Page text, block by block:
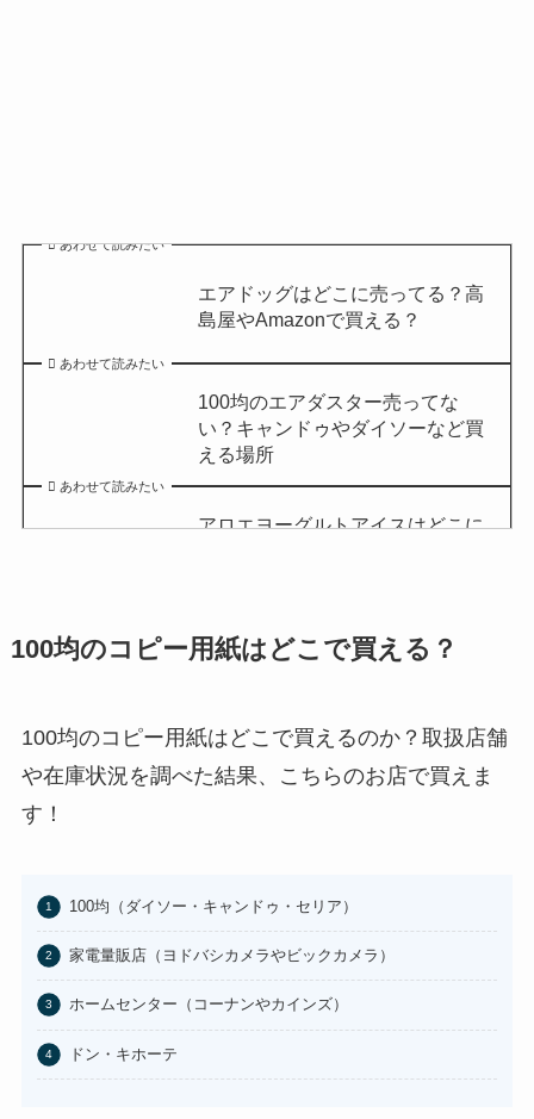
あわせて読みたい
エアドッグはどこに売ってる？高
島屋やAmazonで買える？
あわせて読みたい
100均のエアダスター売ってな
い？キャンドゥやダイソーなど買
える場所
あわせて読みたい
アロエヨーグルトアイスはどこに
チョコQ助どこに売ってる？ドン
あわせて読みたい
東京バナナはどこに売ってる？東
100均のお香立てどこで買える？
セリアなど取扱店まとめ
はたらくピクミンコレクションど
こに売ってる？任天堂ストアや
100均のコピー用紙はどこで買える？
100均のコピー用紙はどこで買えるのか？取扱店舗
や在庫状況を調べた結果、こちらのお店で買えま
す！
100均（ダイソー・キャンドゥ・セリア）
家電量販店（ヨドバシカメラやビックカメラ）
ホームセンター（コーナンやカインズ）
ドン・キホーテ